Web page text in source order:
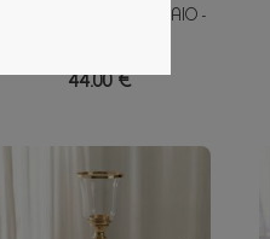
ΜΠΑΛΕΣ ΜΕ ΓΥΑΛΙ ΜΕΣΑΙΟ -
44.00 €